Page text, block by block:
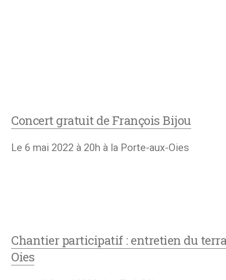
Concert gratuit de François Bijou
Le 6 mai 2022 à 20h à la Porte-aux-Oies
Chantier participatif : entretien du
Oies